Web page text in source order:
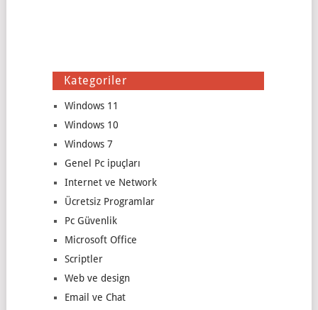
Kategoriler
Windows 11
Windows 10
Windows 7
Genel Pc ipuçları
Internet ve Network
Ücretsiz Programlar
Pc Güvenlik
Microsoft Office
Scriptler
Web ve design
Email ve Chat